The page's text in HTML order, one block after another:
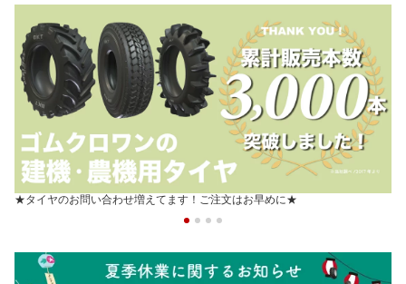
★タイヤのお問い合わせ増えてます！ご注文はお早めに★